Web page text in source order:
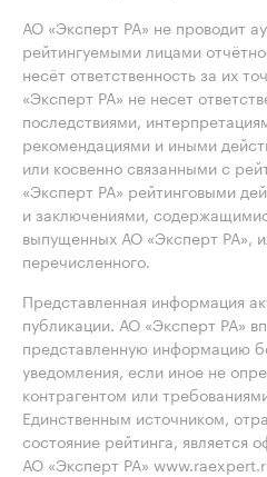
АО «Эксперт РА» не проводит
рейтингуемыми лицами
несёт ответственность за их
«Эксперт РА» не несет
последствиями,
рекомендациями и иными
или косвенно связанными с
«Эксперт РА» рейтинговыми
и заключениями,
выпущенных АО «Эксперт РА»,
перечисленного.
Представленная информация
публикации. АО «Эксперт РА»
представленную информацию
уведомления, если иное не
контрагентом или
Единственным источником,
состояние рейтинга, является
АО «Эксперт РА»